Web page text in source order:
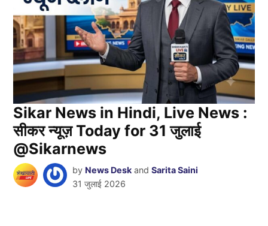
Sikar News in Hindi, Live News :
सीकर न्यूज़ Today for 31 जुलाई
@Sikarnews
by News Desk andSarita Saini
31 जुलाई 2026